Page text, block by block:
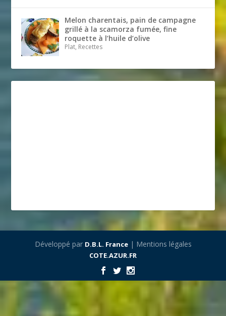
Melon charentais, pain de campagne
grillé à la scamorza fumée, fine
roquette à l’huile d’olive
Plat, Recettes
Développé par D.B.L. France| Mentions légales
COTE.AZUR.FR